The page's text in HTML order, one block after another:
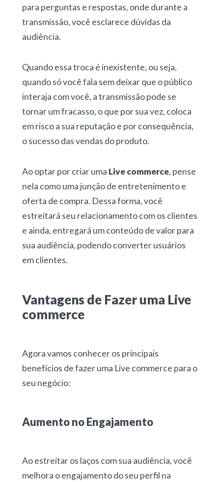
para perguntas e respostas, onde durante a
transmissão, você esclarece dúvidas da
audiência.
Quando essa troca é inexistente, ou seja,
quando só você fala sem deixar que o público
interaja com você, a transmissão pode se
tornar um fracasso, o que por sua vez, coloca
em risco a sua reputação e por consequência,
o sucesso das vendas do produto.
Ao optar por criar uma Live commerce, pense
nela como uma junção de entretenimento e
oferta de compra. Dessa forma, você
estreitará seu relacionamento com os clientes
e ainda, entregará um conteúdo de valor para
sua audiência, podendo converter usuários
em clientes.
Vantagens de Fazer uma Live
commerce
Agora vamos conhecer os principais
benefícios de fazer uma Live commerce para o
seu negócio:
Aumento no Engajamento
Ao estreitar os laços com sua audiência, você
melhora o engajamento do seu perfil na